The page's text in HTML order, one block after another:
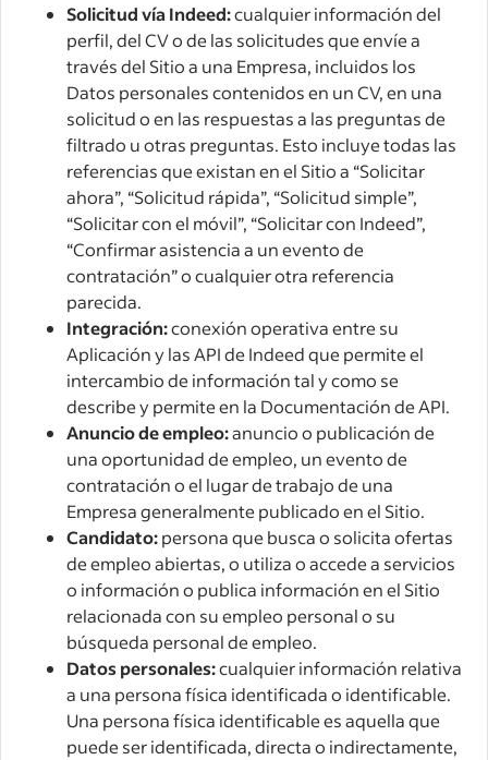
Solicitud vía Indeed:cualquier información del
perfil, del CV o de las solicitudes que envíe a
través del Sitio a una Empresa, incluidos los
Datos personales contenidos en un CV, en una
solicitud o en las respuestas a las preguntas de
filtrado u otras preguntas. Esto incluye todas las
referencias que existan en el Sitio a “Solicitar
ahora”, “Solicitud rápida”, “Solicitud simple”,
“Solicitar con el móvil”, “Solicitar con Indeed”,
“Confirmar asistencia a un evento de
contratación” o cualquier otra referencia
parecida.
Integración:conexión operativa entre su
Aplicación y las API de Indeed que permite el
intercambio de información tal y como se
describe y permite en la Documentación de API.
Anuncio de empleo:anuncio o publicación de
una oportunidad de empleo, un evento de
contratación o el lugar de trabajo de una
Empresa generalmente publicado en el Sitio.
Candidato:persona que busca o solicita ofertas
de empleo abiertas, o utiliza o accede a servicios
o información o publica información en el Sitio
relacionada con su empleo personal o su
búsqueda personal de empleo.
Datos personales:cualquier información relativa
a una persona física identificada o identificable.
Una persona física identificable es aquella que
puede ser identificada, directa o indirectamente,